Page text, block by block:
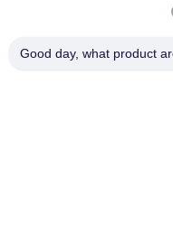
Über Uns
Good day, what product